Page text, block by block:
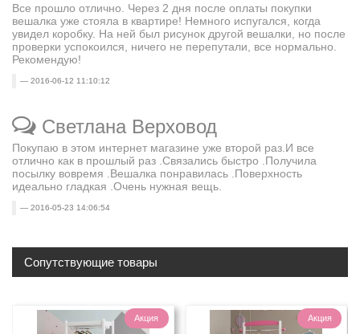
Все прошло отлично. Через 2 дня после оплаты покупки
вешалка уже стояла в квартире! Немного испугался, когда
увидел коробку. На ней был рисунок другой вешалки, но после
проверки успокоился, ничего не перепутали, все нормально.
Рекомендую!
2016-06-12 11:10:12
Светлана Верховод
Покупаю в этом интернет магазине уже второй раз.И все
отлично как в прошлый раз .Связались быстро .Получила
посылку вовремя .Вешалка понравилась .Поверхность
идеально гладкая .Очень нужная вещь.
2016-05-23 14:06:54
Сопутствующие товары
Акция Акция